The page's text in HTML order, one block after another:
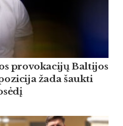
provokacijų Baltijos
žada šaukti